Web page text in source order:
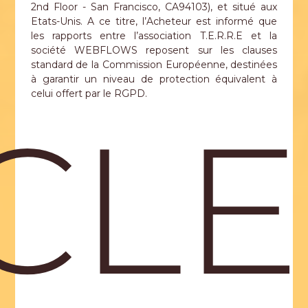
2nd Floor - San Francisco, CA94103), et situé aux
Etats-Unis. A ce titre, l’Acheteur est informé que
les rapports entre l’association T.E.R.R.E et la
société WEBFLOWS reposent sur les clauses
standard de la Commission Européenne, destinées
à garantir un niveau de protection équivalent à
celui offert par le RGPD.